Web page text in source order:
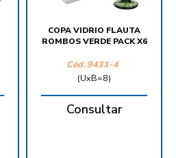
COPA VIDRIO FLAUTA
ROMBOS VERDE PACK X6
Cód. 9431-4
(UxB=8)
Consultar